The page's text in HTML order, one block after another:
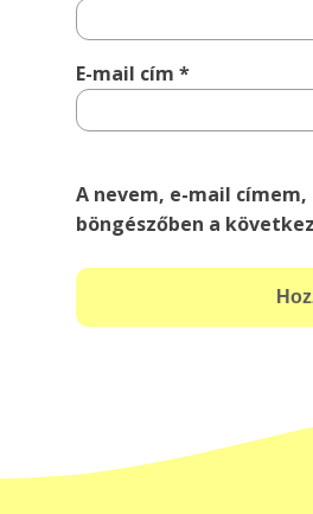
E-mail cím*
A nevem, e-mail
böngészőben a